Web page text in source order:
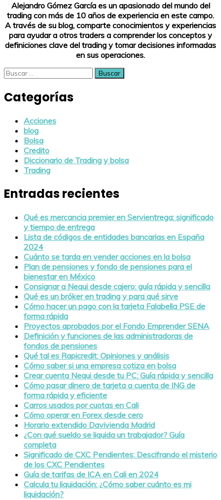
Alejandro Gómez García es un apasionado del mundo del
trading con más de 10 años de experiencia en este campo.
A través de su blog, comparte conocimientos y experiencias
para ayudar a otros traders a comprender los conceptos y
definiciones clave del trading y tomar decisiones informadas
en sus operaciones.
Buscar:
Categorías
Acciones
blog
Bolsa
Credito
Diccionario de Trading y bolsa
Trading
Entradas recientes
Qué es mercancia premier en Servientrega: significado
y tiempo de entrega
Lista de códigos de entidades bancarias en España
2024
Cuánto se tarda en vender acciones en la bolsa
Plan de pensiones y fondo de pensiones para el
bienestar en México
Consignar a Nequi desde cajero: guía rápida y sencilla
Qué es un bróker en trading y para qué sirve
Cómo hacer un pago con la tarjeta Falabella PSE de
forma rápida
Proyectos aprobados por el Fondo Emprender SENA
Definición y funciones de las administradoras de
fondos de pensiones
Qué tal es Rapicredit: Opiniones y análisis
Cómo saber si una empresa cotiza en bolsa
Crear cuenta Nequi desde tu PC: Guía rápida y sencilla
Cómo pasar dinero de tarjeta a cuenta de ING de
forma rápida y eficiente
Carros usados por cuotas en Cali
Cómo operar en Forex desde cero
Horario extendido Davivienda Madrid
¿Con qué sueldo se liquida un trabajador? Guía
completa
Significado de CXC Pendientes: Descifrando el misterio
de los CXC Pendientes
Guía de tarifas de ICA en Cali en 2024
Calcula tu liquidación: ¿Cómo saber cuánto es mi
liquidación?